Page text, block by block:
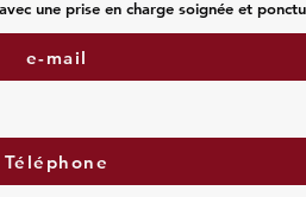
une prise en charge soignée et
e-mail
Téléphone